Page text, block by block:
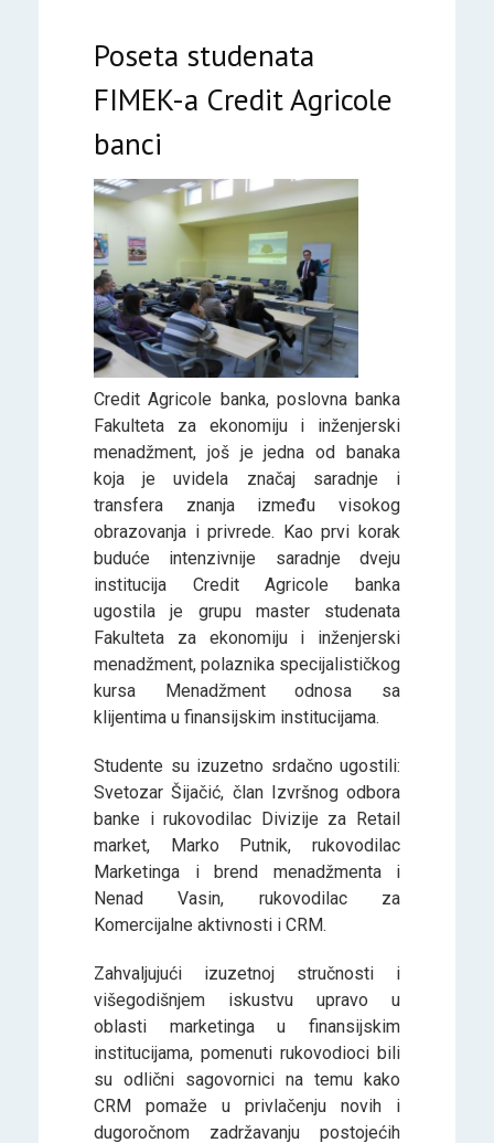
Poseta studenata
FIMEK-a Credit Agricole
banci
Credit Agricole banka, poslovna banka
Fakulteta za ekonomiju i inženjerski
menadžment, još je jedna od banaka
koja je uvidela značaj saradnje i
transfera znanja između visokog
obrazovanja i privrede. Kao prvi korak
buduće intenzivnije saradnje dveju
institucija Credit Agricole banka
ugostila je grupu master studenata
Fakulteta za ekonomiju i inženjerski
menadžment, polaznika specijalističkog
kursa Menadžment odnosa sa
klijentima u finansijskim institucijama.
Studente su izuzetno srdačno ugostili:
Svetozar Šijačić, član Izvršnog odbora
banke i rukovodilac Divizije za Retail
market, Marko Putnik, rukovodilac
Marketinga i brend menadžmenta i
Nenad Vasin, rukovodilac za
Komercijalne aktivnosti i CRM.
Zahvaljujući izuzetnoj stručnosti i
višegodišnjem iskustvu upravo u
oblasti marketinga u finansijskim
institucijama, pomenuti rukovodioci bili
su odlični sagovornici na temu kako
CRM pomaže u privlačenju novih i
dugoročnom zadržavanju postojećih